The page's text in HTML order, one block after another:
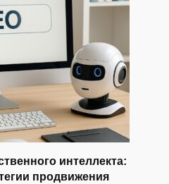
интеллекта:
продвижения